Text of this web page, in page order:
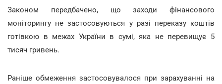
Законом передбачено, що заходи фінансового
моніторингу не застосовуються у разі переказу коштів
готівкою в межах України в сумі, яка не перевищує 5
тисяч гривень.
Раніше обмеження застосовувалося при зарахуванні на